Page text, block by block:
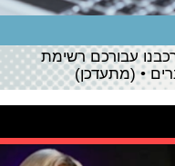
עבורכם רשימת
• (מתעדכן)